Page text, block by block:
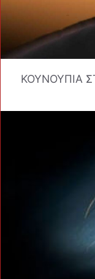
ΚΟΥΝΟΥΠΙΑ